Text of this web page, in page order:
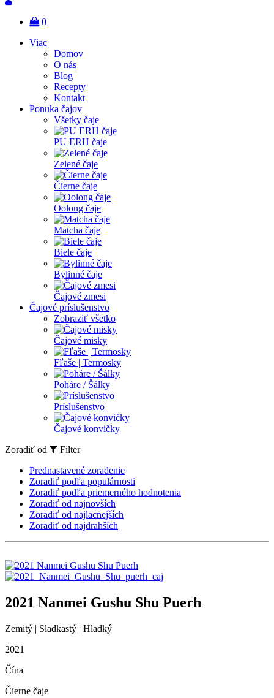
0
Viac
Domov
O nás
Blog
Recepty
Kontakt
Ponuka čajov
Všetky čaje
PU ERH čaje
Zelené čaje
Čierne čaje
Oolong čaje
Matcha čaje
Biele čaje
Bylinné čaje
Čajové zmesi
Čajové príslušenstvo
Zobraziť všetko
Čajové misky
Fľaše | Termosky
Poháre / Šálky
Príslušenstvo
Čajové konvičky
Zoradiť od
Filter
Prednastavené zoradenie
Zoradiť podľa populárnosti
Zoradiť podľa priemerného hodnotenia
Zoradiť od najnovších
Zoradiť od najlacnejších
Zoradiť od najdrahších
2021 Nanmei Gushu Shu Puerh
Zemitý | Sladkastý | Hladký
2021
Čína
Čierne čaje